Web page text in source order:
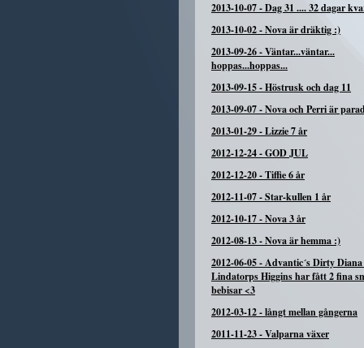
2013-10-07-Dag 31 .... 32 dagar
2013-10-02-Nova är dräktig :)
2013-09-26-Väntar...väntar...
hoppas...hoppas...
2013-09-15-Höstrusk och dag 11
2013-09-07-Nova och Perri är
2013-01-29-Lizzie 7 år
2012-12-24-GOD JUL
2012-12-20-Tiffie 6 år
2012-11-07-Star-kullen 1 år
2012-10-17-Nova 3 år
2012-08-13-Nova är hemma :)
2012-06-05-Advantic´s Dirty
Lindatorps Higgins har fått 2 fina
bebisar <3
2012-03-12-långt mellan gångerna
2011-11-23-Valparna växer